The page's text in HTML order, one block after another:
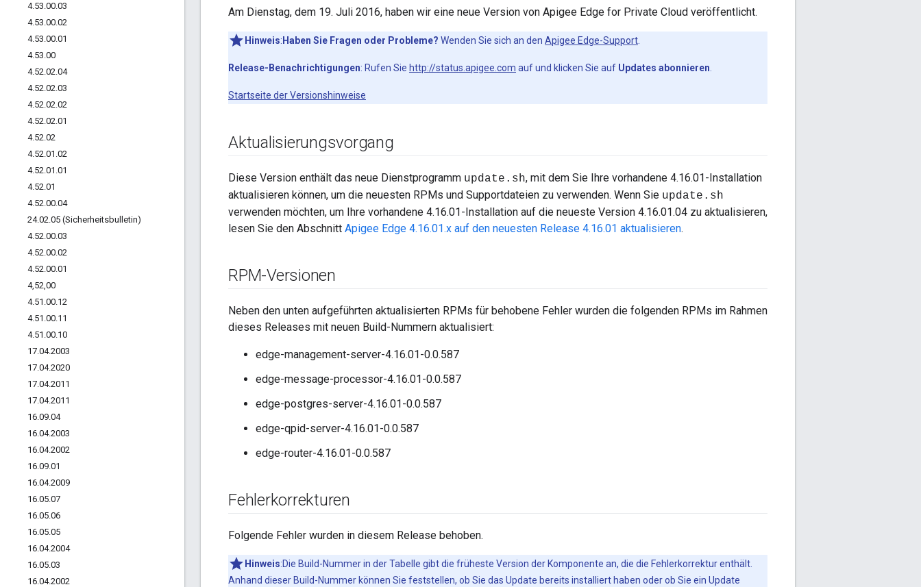
4.53.00.03
4.53.00.02
4.53.00.01
4.53.00
4.52.02.04
4.52.02.03
4.52.02.02
4.52.02.01
4.52.02
4.52.01 .02
4.52.01 .01
4.52.01
4.52.00.04
24.02.05 (Sicherheitsbulletin)
4.52.00.03
4.52.00.02
4.52.00.01
4,52,00
4.51 .00.12
4.51 .00.11
4.51 .00.10
17.04.2003
17.04.2020
17.04.2011
17.04.2011
16.09.04
16.04.2003
16.04.2002
16.09.01
16.04.2009
16.05.07
16.05.06
16.05.05
16.04.2004
16.05.03
16.04.2002
Am Dienstag, dem 19. Juli 2016, haben wir eine neue Version von Apigee Edge for Private Cloud veröffentlicht.
Hinweis: Haben Sie Fragen oder Probleme? Wenden Sie sich an den Apigee Edge-Support
Release-Benachrichtigungen: Rufen Sie http://status.apigee.com auf und klicken Sie auf Updates abonnieren
Startseite der Versionshinweise
Aktualisierungsvorgang
Diese Version enthält das neue Dienstprogramm update.sh, mit dem Sie Ihre vorhandene 4.16.01-Installation
aktualisieren können, um die neuesten RPMs und Supportdateien zu verwenden. Wenn Sie update.sh
verwenden möchten, um Ihre vorhandene 4.16.01-Installation auf die neueste Version 4.16.01.04 zu aktualisieren,
lesen Sie den Abschnitt Apigee Edge 4.16.01.x auf den neuesten Release 4.16.01 aktualisieren.
RPM-Versionen
Neben den unten aufgeführten aktualisierten RPMs für behobene Fehler wurden die folgenden RPMs im Rahmen
dieses Releases mit neuen Build-Nummern aktualisiert:
edge-management-server-4.16.01-0.0.587
edge-message-processor-4.16.01-0.0.587
edge-postgres-server-4.16.01-0.0.587
edge-qpid-server-4.16.01-0.0.587
edge-router-4.16.01-0.0.587
Fehlerkorrekturen
Folgende Fehler wurden in diesem Release behoben.
Hinweis:Die Build-Nummer in der Tabelle gibt die früheste Version der Komponente an, die die Fehlerkorrektur enthält.
Anhand dieser Build-Nummer können Sie feststellen, ob Sie das Update bereits installiert haben oder ob Sie ein Update